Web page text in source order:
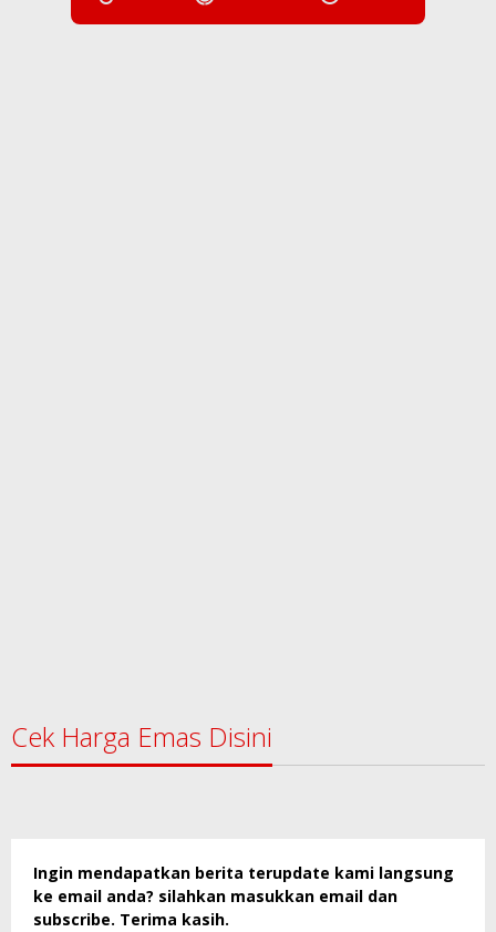
Cek Harga Emas Disini
Ingin mendapatkan berita terupdate kami langsung
ke email anda? silahkan masukkan email dan
subscribe. Terima kasih.